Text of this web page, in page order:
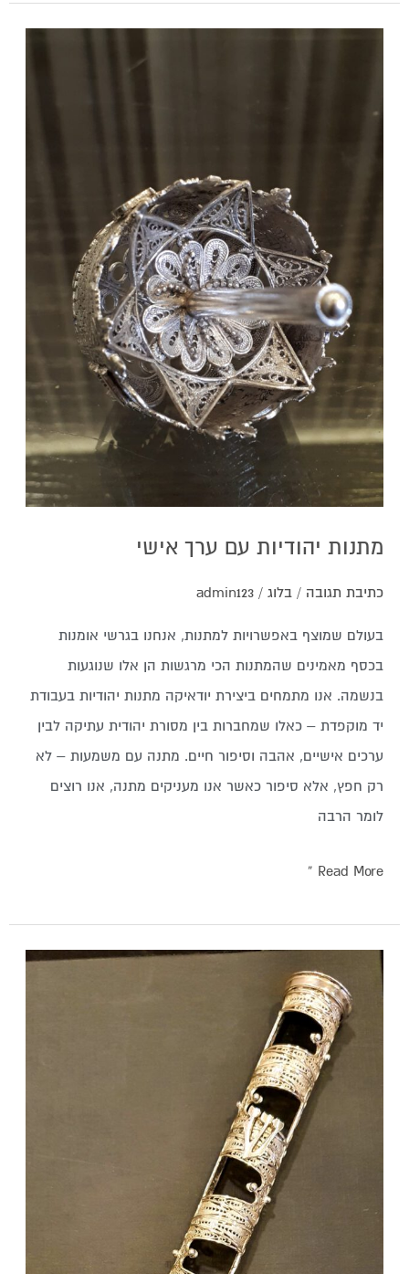
מתנות יהודיות עם ערך אישי
כתיבת תגובה / בלוג/
admin123
בעולם שמוצף באפשרויות למתנות, אנחנו בגרשי אומנות
בכסף מאמינים שהמתנות הכי מרגשות הן אלו שנוגעות
בנשמה. אנו מתמחים ביצירת יודאיקה מתנות יהודיות בעבודת
יד מוקפדת – כאלו שמחברות בין מסורת יהודית עתיקה לבין
ערכים אישיים, אהבה וסיפור חיים. מתנה עם משמעות – לא
רק חפץ, אלא סיפור כאשר אנו מעניקים מתנה, אנו רוצים
לומר הרבה
Read More »
בתי
מזוזה
מיוחדים